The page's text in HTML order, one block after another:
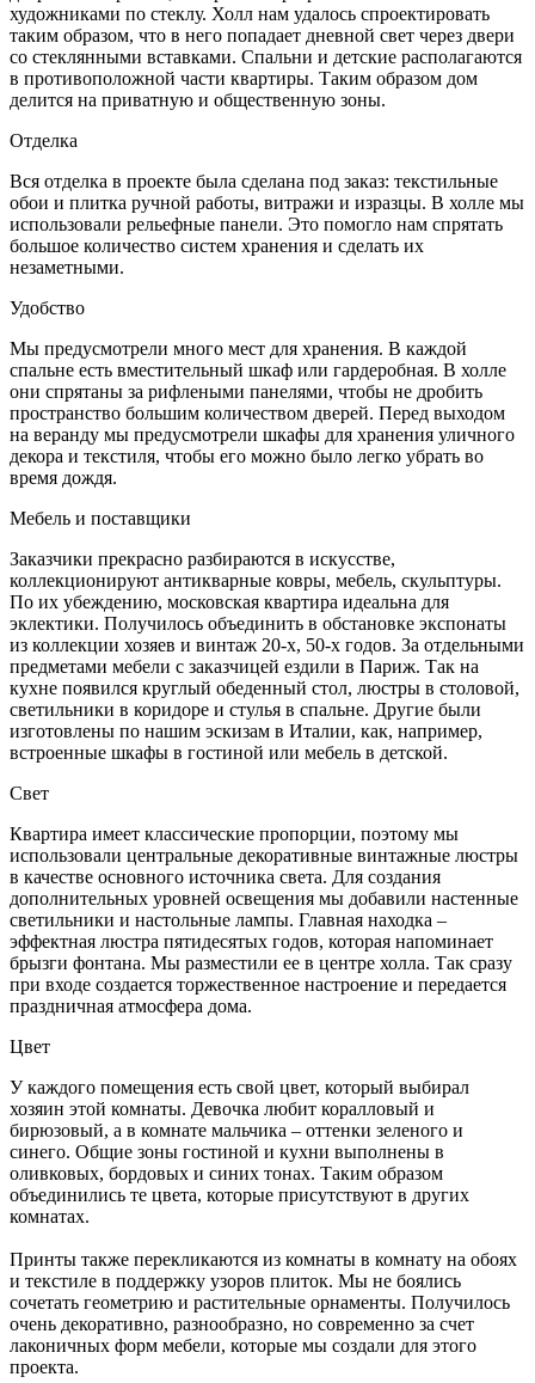
художниками по стеклу. Холл нам удалось спроектировать
таким образом, что в него попадает дневной свет через двери
со стеклянными вставками. Спальни и детские располагаются
в противоположной части квартиры. Таким образом дом
делится на приватную и общественную зоны.
Отделка
Вся отделка в проекте была сделана под заказ: текстильные
обои и плитка ручной работы, витражи и изразцы. В холле мы
использовали рельефные панели. Это помогло нам спрятать
большое количество систем хранения и сделать их
незаметными.
Удобство
Мы предусмотрели много мест для хранения. В каждой
спальне есть вместительный шкаф или гардеробная. В холле
они спрятаны за рифлеными панелями, чтобы не дробить
пространство большим количеством дверей. Перед выходом
на веранду мы предусмотрели шкафы для хранения уличного
декора и текстиля, чтобы его можно было легко убрать во
время дождя.
Мебель и поставщики
Заказчики прекрасно разбираются в искусстве,
коллекционируют антикварные ковры, мебель, скульптуры.
По их убеждению, московская квартира идеальна для
эклектики. Получилось объединить в обстановке экспонаты
из коллекции хозяев и винтаж 20-х, 50-х годов. За отдельными
предметами мебели с заказчицей ездили в Париж. Так на
кухне появился круглый обеденный стол, люстры в столовой,
светильники в коридоре и стулья в спальне. Другие были
изготовлены по нашим эскизам в Италии, как, например,
встроенные шкафы в гостиной или мебель в детской.
Свет
Квартира имеет классические пропорции, поэтому мы
использовали центральные декоративные винтажные люстры
в качестве основного источника света. Для создания
дополнительных уровней освещения мы добавили настенные
светильники и настольные лампы. Главная находка –
эффектная люстра пятидесятых годов, которая напоминает
брызги фонтана. Мы разместили ее в центре холла. Так сразу
при входе создается торжественное настроение и передается
праздничная атмосфера дома.
Цвет
У каждого помещения есть свой цвет, который выбирал
хозяин этой комнаты. Девочка любит коралловый и
бирюзовый, а в комнате мальчика – оттенки зеленого и
синего. Общие зоны гостиной и кухни выполнены в
оливковых, бордовых и синих тонах. Таким образом
объединились те цвета, которые присутствуют в других
комнатах.
Принты также перекликаются из комнаты в комнату на обоях
и текстиле в поддержку узоров плиток. Мы не боялись
сочетать геометрию и растительные орнаменты. Получилось
очень декоративно, разнообразно, но современно за счет
лаконичных форм мебели, которые мы создали для этого
проекта.